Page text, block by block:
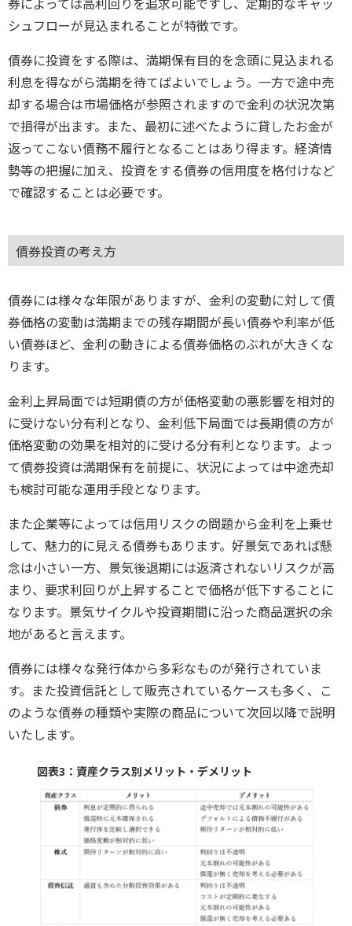
券によっては高利回りを追求可能ですし、定期的なキャッ
シュフローが見込まれることが特徴です。
債券に投資をする際は、満期保有目的を念頭に見込まれる
利息を得ながら満期を待てばよいでしょう。一方で途中売
却する場合は市場価格が参照されますので金利の状況次第
で損得が出ます。また、最初に述べたように貸したお金が
返ってこない債務不履行となることはあり得ます。経済情
勢等の把握に加え、投資をする債券の信用度を格付けなど
で確認することは必要です。
債券投資の考え方
債券には様々な年限がありますが、金利の変動に対して債
券価格の変動は満期までの残存期間が長い債券や利率が低
い債券ほど、金利の動きによる債券価格のぶれが大きくな
ります。
金利上昇局面では短期債の方が価格変動の悪影響を相対的
に受けない分有利となり、金利低下局面では長期債の方が
価格変動の効果を相対的に受ける分有利となります。よっ
て債券投資は満期保有を前提に、状況によっては中途売却
も検討可能な運用手段となります。
また企業等によっては信用リスクの問題から金利を上乗せ
して、魅力的に見える債券もあります。好景気であれば懸
念は小さい一方、景気後退期には返済されないリスクが高
まり、要求利回りが上昇することで価格が低下することに
なります。景気サイクルや投資期間に沿った商品選択の余
地があると言えます。
債券には様々な発行体から多彩なものが発行されていま
す。また投資信託として販売されているケースも多く、こ
のような債券の種類や実際の商品について次回以降で説明
いたします。
図表3：資産クラス別メリット・デメリット